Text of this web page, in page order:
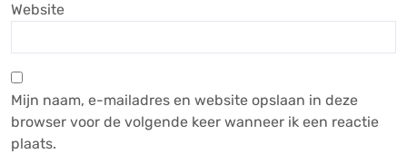
Website
Mijn naam, e-mailadres en website opslaan in deze
browser voor de volgende keer wanneer ik een reactie
plaats.